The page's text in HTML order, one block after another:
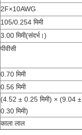
2F×10AWG
105/0.254 मिमी
3.00 मिमी(संदर्भ।)
पीवीसी
0.70 मिमी
0.56 मिमी
(4.52 ± 0.25 मिमी) × (9.04 ±
0.30 मिमी)
काला लाल